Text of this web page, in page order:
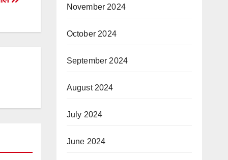
November 2024
October 2024
September 2024
August 2024
July 2024
June 2024